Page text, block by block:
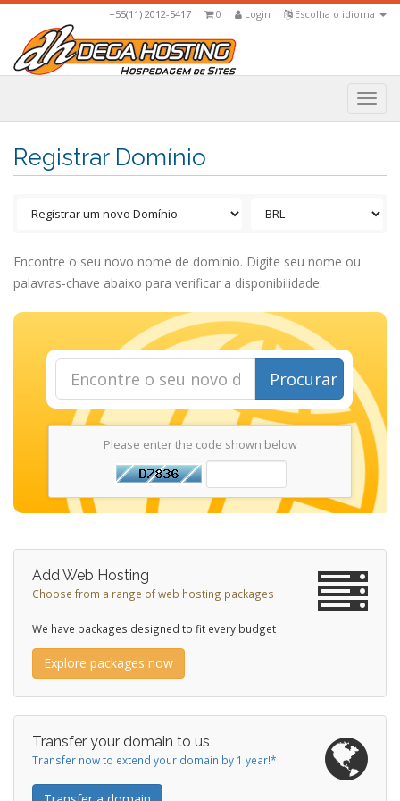
Escolha o idioma
Login
0
+55(11) 2012-5417
Registrar Domínio
Encontre o seu novo nome de domínio. Digite seu nome ou
palavras-chave abaixo para verificar a disponibilidade.
Procurar
Please enter the code shown below
Add Web Hosting
Choose from a range of web hosting packages
We have packages designed to fit every budget
Explore packages now
Transfer your domain to us
Transfer now to extend your domain by 1 year!*